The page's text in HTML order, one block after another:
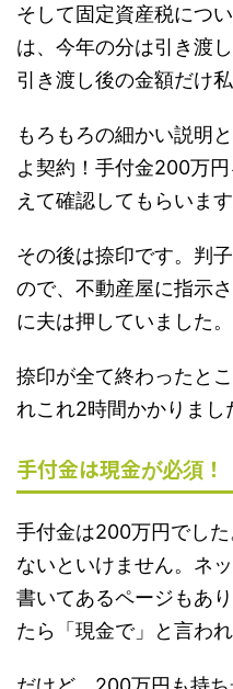
そして固定資産税につ
は、今年の分は引き渡
引き渡し後の金額だけ
もろもろの細かい説明
よ契約！手付金200万
えて確認してもらいます
その後は捺印です。判
ので、不動産屋に指示
に夫は押していました。
捺印が全て終わったと
れこれ2時間かかりまし
手付金は現金が必須 ！
手付金は200万円でし
ないといけません。ネ
書いてあるページもあ
たら「現金で」と言われ